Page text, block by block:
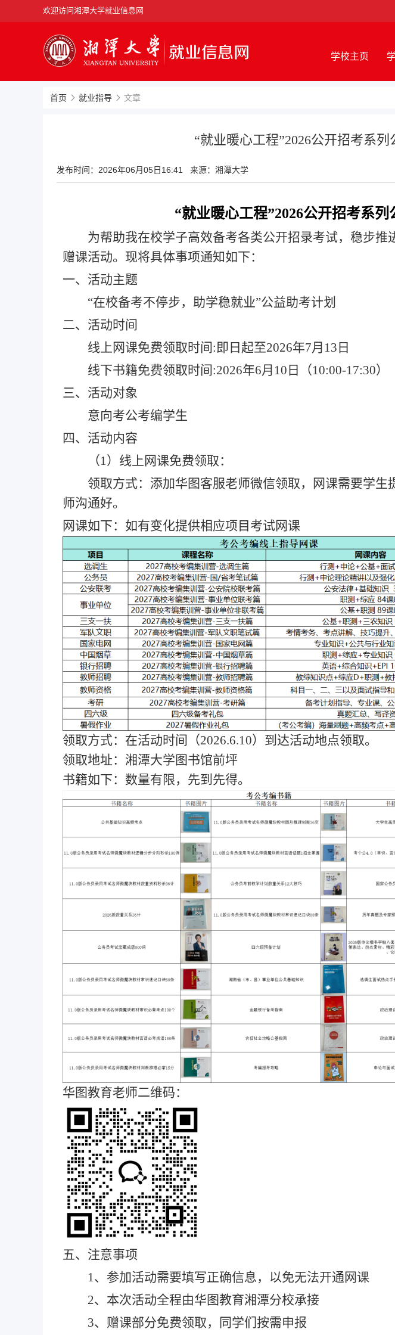
欢迎访问湘潭大学就业信息网
学校主页
首页 就业指导 文章
“就业暖心工程”2026公开招考系
发布时间： 2026年06月05日16:41 来源：湘潭大学
“就业暖心工程”2026公开招考系
为帮助我在校学子高效备考各类公开招录考试， 稳步推
赠课活动。现将具体事项通知如下：
一、活动主题
“在校备考不停步，助学稳就业”公益助考计划
二、活动时间
线上网课免费领取时间:即日起至2026年7月13日
线下书籍免费领取时间:2026年6月10日（10:00-17:30）
三、活动对象
意向考公考编学生
四、活动内容
（1）线上网课免费领取：
领取方式：添加华图客服老师微信领取，网课需要学
师沟通好。
网课如下：如有变化提供相应项目考试网课
领取方式：在活动时间（2026.6.10）到达活动地点领取。
领取地址：湘潭大学图书馆前坪
书籍如下：数量有限，先到先得。
华图教育老师二维码：
五、注意事项
1、参加活动需要填写正确信息，以免无法开通网课
2、本次活动全程由华图教育湘潭分校承接
3、赠课部分免费领取，同学们按需申报